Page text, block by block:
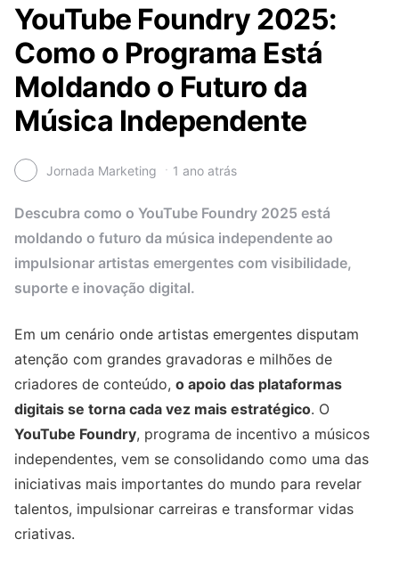
YouTube Foundry 2025:
Como o Programa Está
Moldando o Futuro da
Música Independente
Jornada Marketing 1 ano atrás
Descubra como o YouTube Foundry 2025 está
moldando o futuro da música independente ao
impulsionar artistas emergentes com visibilidade,
suporte e inovação digital.
Em um cenário onde artistas emergentes disputam
atenção com grandes gravadoras e milhões de
criadores de conteúdo, o apoio das plataformas
digitais se torna cada vez mais estratégico. O
YouTube Foundry, programa de incentivo a músicos
independentes, vem se consolidando como uma das
iniciativas mais importantes do mundo para revelar
talentos, impulsionar carreiras e transformar vidas
criativas.